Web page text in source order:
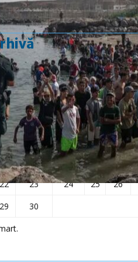
aprilie 2024
L Ma Mi J V
1 2 3 4 5
8
9 10 11 12
16 17 18 19
23 24 25 26
30